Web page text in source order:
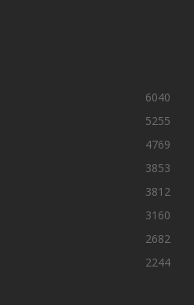
6040
5255
4769
3853
3812
3160
2682
2244